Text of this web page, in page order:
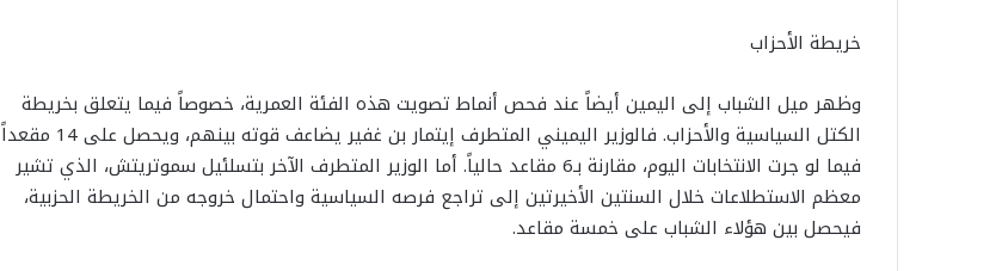
خريطة الأحزاب
وظهر ميل الشباب إلى اليمين أيضاً عند فحص أنماط تصويت هذه الفئة العمرية، خصوصاً فيما يتعلق بخريطة
الكتل السياسية والأحزاب. فالوزير اليميني المتطرف إيتمار بن غفير يضاعف قوته بينهم، ويحصل على 14 مقعداً
فيما لو جرت الانتخابات اليوم، مقارنة بـ6 مقاعد حالياً. أما الوزير المتطرف الآخر بتسلئيل سموتريتش، الذي تشير
معظم الاستطلاعات خلال السنتين الأخيرتين إلى تراجع فرصه السياسية واحتمال خروجه من الخريطة الحزبية،
فيحصل بين هؤلاء الشباب على خمسة مقاعد.